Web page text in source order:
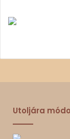
Utoljára